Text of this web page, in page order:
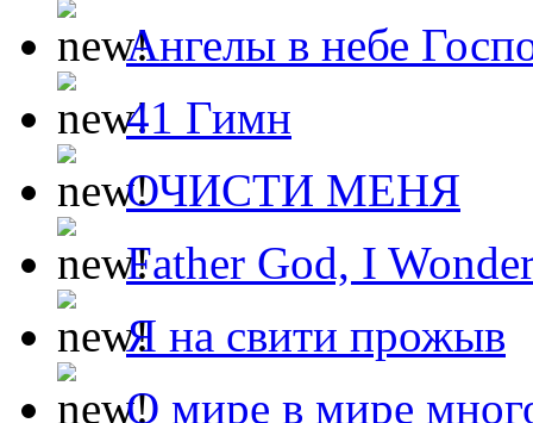
Ангелы в небе
41 Гимн
ОЧИСТИ МЕНЯ
Father God, I
Я на свити прожыв
О мире в мире